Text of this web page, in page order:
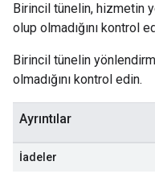
Birincil tünelin, hizmetin
olup olmadığını kontrol
Birincil tünelin
olmadığını kontrol edin.
Ayrıntılar
İadeler